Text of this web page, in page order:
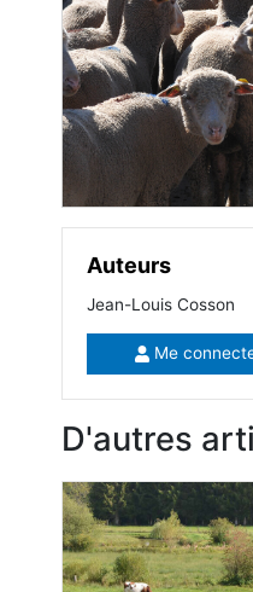
Auteurs
Jean-Louis Cosson
Me
D'autres